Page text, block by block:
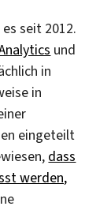
seit 2012.
und
in
in
eingeteilt
dass
werden,